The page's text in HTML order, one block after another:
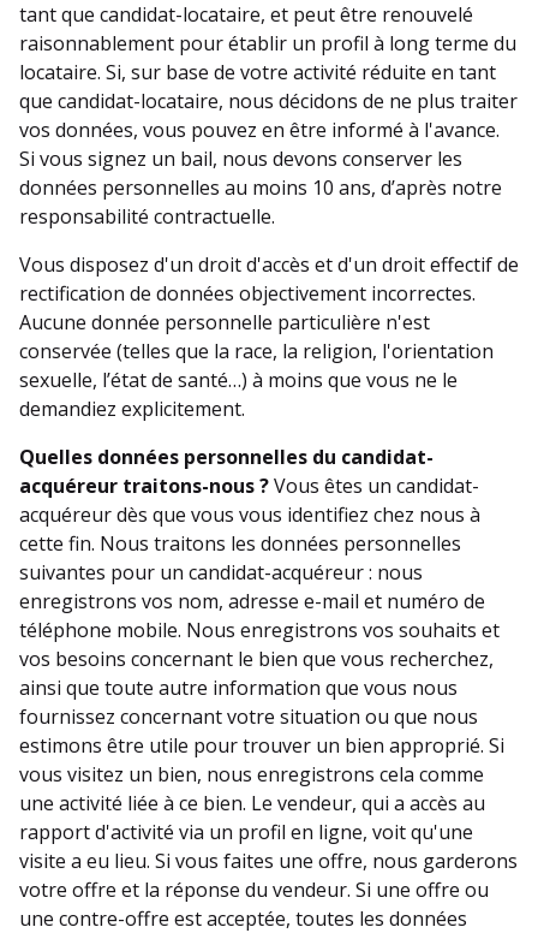
tant que candidat-locataire, et peut être renouvelé
raisonnablement pour établir un profil à long terme du
locataire. Si, sur base de votre activité réduite en tant
que candidat-locataire, nous décidons de ne plus traiter
vos données, vous pouvez en être informé à l'avance.
Si vous signez un bail, nous devons conserver les
données personnelles au moins 10 ans, d’après notre
responsabilité contractuelle.
Vous disposez d'un droit d'accès et d'un droit effectif de
rectification de données objectivement incorrectes.
Aucune donnée personnelle particulière n'est
conservée (telles que la race, la religion, l'orientation
sexuelle, l’état de santé…) à moins que vous ne le
demandiez explicitement.
Quelles données personnelles du candidat-
acquéreur traitons-nous ?Vous êtes un candidat-
acquéreur dès que vous vous identifiez chez nous à
cette fin. Nous traitons les données personnelles
suivantes pour un candidat-acquéreur : nous
enregistrons vos nom, adresse e-mail et numéro de
téléphone mobile. Nous enregistrons vos souhaits et
vos besoins concernant le bien que vous recherchez,
ainsi que toute autre information que vous nous
fournissez concernant votre situation ou que nous
estimons être utile pour trouver un bien approprié. Si
vous visitez un bien, nous enregistrons cela comme
une activité liée à ce bien. Le vendeur, qui a accès au
rapport d'activité via un profil en ligne, voit qu'une
visite a eu lieu. Si vous faites une offre, nous garderons
votre offre et la réponse du vendeur. Si une offre ou
une contre-offre est acceptée, toutes les données